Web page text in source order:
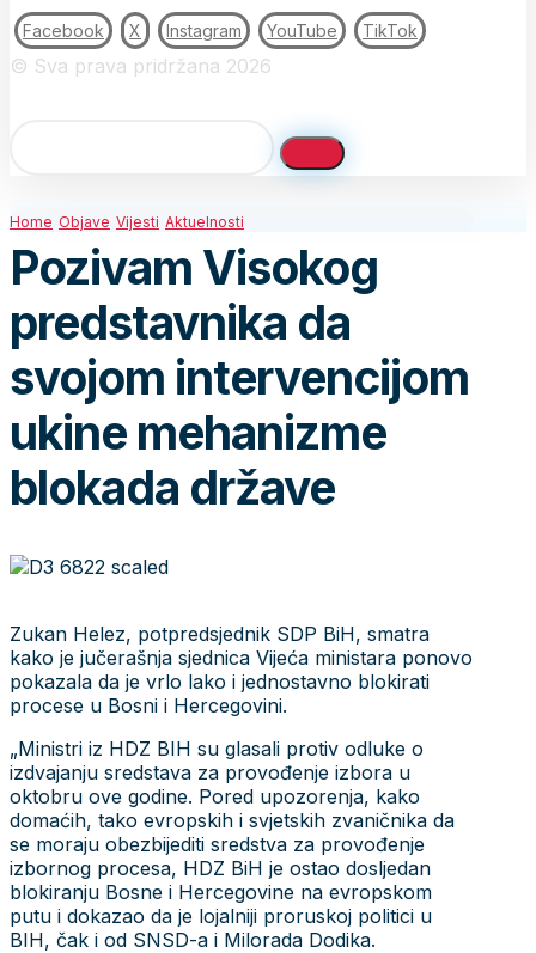
Facebook X Instagram YouTube TikTok
© Sva prava pridržana 2026
Home Objave Vijesti Aktuelnosti
Pozivam Visokog
predstavnika da
svojom intervencijom
ukine mehanizme
blokada države
Zukan Helez, potpredsjednik SDP BiH, smatra
kako je jučerašnja sjednica Vijeća ministara ponovo
pokazala da je vrlo lako i jednostavno blokirati
procese u Bosni i Hercegovini.
„Ministri iz HDZ BIH su glasali protiv odluke o
izdvajanju sredstava za provođenje izbora u
oktobru ove godine. Pored upozorenja, kako
domaćih, tako evropskih i svjetskih zvaničnika da
se moraju obezbijediti sredstva za provođenje
izbornog procesa, HDZ BiH je ostao dosljedan
blokiranju Bosne i Hercegovine na evropskom
putu i dokazao da je lojalniji proruskoj politici u
BIH, čak i od SNSD-a i Milorada Dodika.